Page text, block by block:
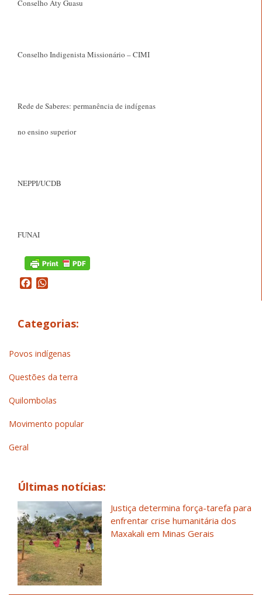
Conselho Aty Guasu
Conselho Indigenista Missionário – CIMI
Rede de Saberes: permanência de indígenas
no ensino superior
NEPPI/UCDB
FUNAI
Facebook
Categorias:
Povos indígenas
Questões da terra
Quilombolas
Movimento popular
Geral
Últimas notícias:
Justiça determina força-tarefa para
enfrentar crise humanitária dos
Maxakali em Minas Gerais